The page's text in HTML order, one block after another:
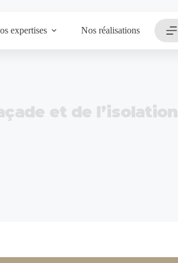
expertises Nos réalisations
et de l’isolation